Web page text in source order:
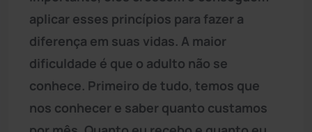
aplicar esses princípios para fazer a
diferença em suas vidas. A maior
dificuldade é que o adulto não se
conhece. Primeiro de tudo, temos que
nos conhecer e saber quanto custamos